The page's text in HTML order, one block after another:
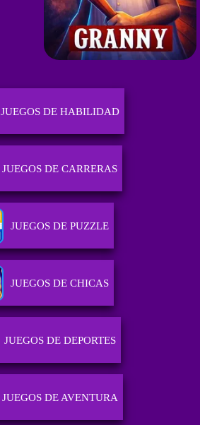
JUEGOS DE HABILIDAD
JUEGOS DE CARRERAS
JUEGOS DE PUZZLE
JUEGOS DE CHICAS
JUEGOS DE DEPORTES
JUEGOS DE AVENTURA